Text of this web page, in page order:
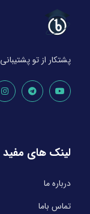
پشتکار از تو
لینک های مفید
درباره ما
تماس باما